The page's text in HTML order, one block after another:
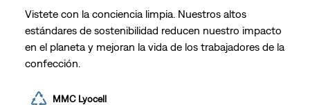
Vistete con la conciencia limpia. Nuestros altos
estándares de sostenibilidad reducen nuestro impacto
en el planeta y mejoran la vida de los trabajadores de la
confección.
MMC Lyocell